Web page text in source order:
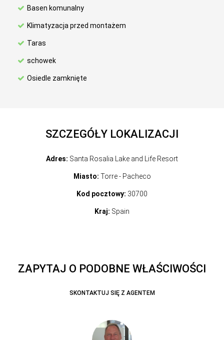
Basen komunalny
Klimatyzacja przed montażem
Taras
schowek
Osiedle zamknięte
SZCZEGÓŁY LOKALIZACJI
Adres: Santa Rosalia Lake and Life Resort
Miasto: Torre - Pacheco
Kod pocztowy: 30700
Kraj: Spain
ZAPYTAJ O PODOBNE WŁAŚCIWOŚCI
SKONTAKTUJ SIĘ Z AGENTEM